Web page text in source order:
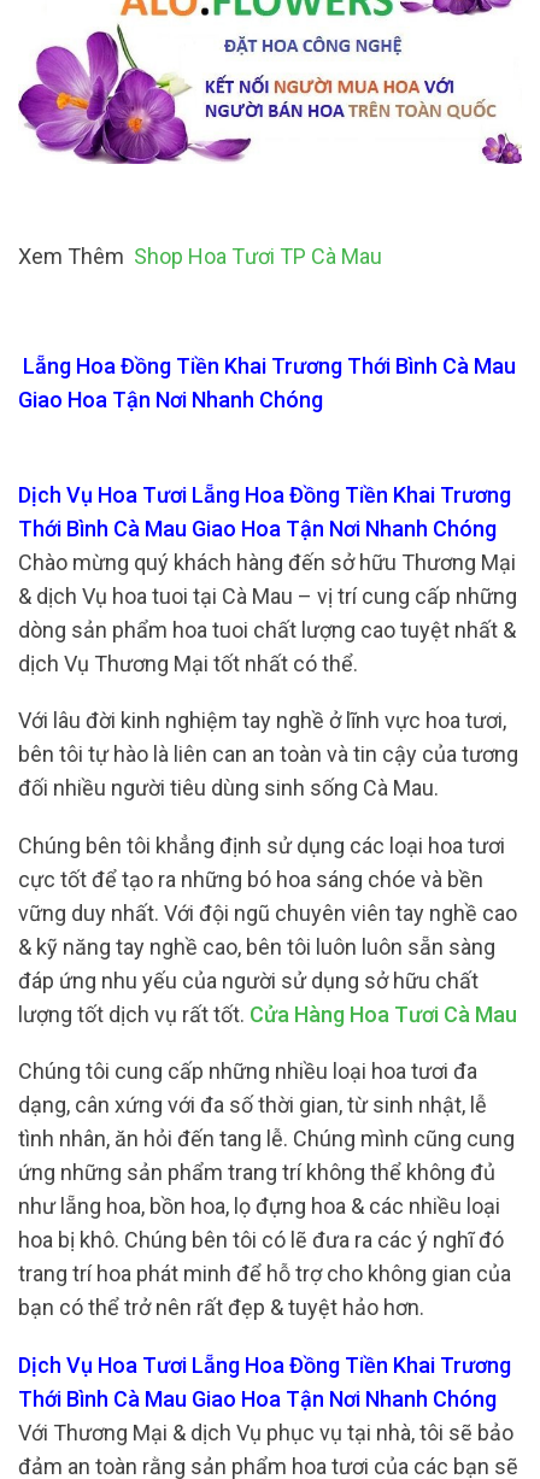
Xem Thêm Shop Hoa Tươi TP Cà Mau
Lẵng Hoa Đồng Tiền Khai Trương Thới Bình Cà Mau
Giao Hoa Tận Nơi Nhanh Chóng
Dịch Vụ Hoa Tươi Lẵng Hoa Đồng Tiền Khai Trương
Thới Bình Cà Mau Giao Hoa Tận Nơi Nhanh Chóng
Chào mừng quý khách hàng đến sở hữu Thương Mại
& dịch Vụ hoa tuoi tại Cà Mau – vị trí cung cấp những
dòng sản phẩm hoa tuoi chất lượng cao tuyệt nhất &
dịch Vụ Thương Mại tốt nhất có thể.
Với lâu đời kinh nghiệm tay nghề ở lĩnh vực hoa tươi,
bên tôi tự hào là liên can an toàn và tin cậy của tương
đối nhiều người tiêu dùng sinh sống Cà Mau.
Chúng bên tôi khẳng định sử dụng các loại hoa tươi
cực tốt để tạo ra những bó hoa sáng chóe và bền
vững duy nhất. Với đội ngũ chuyên viên tay nghề cao
& kỹ năng tay nghề cao, bên tôi luôn luôn sẵn sàng
đáp ứng nhu yếu của người sử dụng sở hữu chất
lượng tốt dịch vụ rất tốt. Cửa Hàng Hoa Tươi Cà Mau
Chúng tôi cung cấp những nhiều loại hoa tươi đa
dạng, cân xứng với đa số thời gian, từ sinh nhật, lễ
tình nhân, ăn hỏi đến tang lễ. Chúng mình cũng cung
ứng những sản phẩm trang trí không thể không đủ
như lẵng hoa, bồn hoa, lọ đựng hoa & các nhiều loại
hoa bị khô. Chúng bên tôi có lẽ đưa ra các ý nghĩ đó
trang trí hoa phát minh để hỗ trợ cho không gian của
bạn có thể trở nên rất đẹp & tuyệt hảo hơn.
Dịch Vụ Hoa Tươi Lẵng Hoa Đồng Tiền Khai Trương
Thới Bình Cà Mau Giao Hoa Tận Nơi Nhanh Chóng
Với Thương Mại & dịch Vụ phục vụ tại nhà, tôi sẽ bảo
đảm an toàn rằng sản phẩm hoa tươi của các bạn sẽ